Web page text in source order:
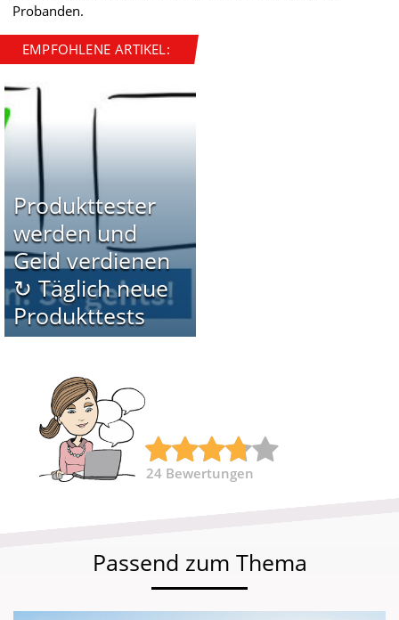
Probanden.
EMPFOHLENE ARTIKEL:
Produkttester
werden und
Geld verdienen
↻ Täglich neue
Produkttests
24 Bewertungen
Passend zum Thema